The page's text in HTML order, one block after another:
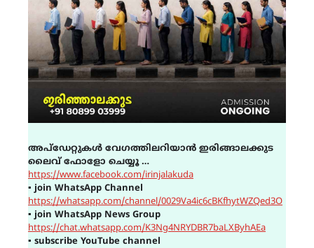
അപ്ഡേറ്റുകൾ വേഗത്തിലറിയാൻ ഇരിങ്ങാലക്കുട
ലൈവ് ഫോളോ ചെയ്യൂ …
https://www.facebook.com/irinjalakuda
▪ join WhatsApp Channel
https://whatsapp.com/channel/0029Va4ic6cBKfhytWZQed3O
▪ join WhatsApp News Group
https://chat.whatsapp.com/K3Ng4NRYDBR7baLXByhAEa
▪ subscribe YouTube channel